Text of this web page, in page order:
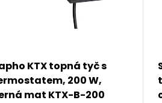
KTX topná tyč s
200 W,
mat KTX-B-200